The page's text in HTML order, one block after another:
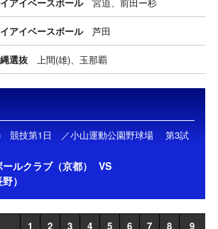
アイベースボール 芦田
選抜 上間(雄)、玉那覇
) 競技第1日 ／小山運動公園野球場 第3試
ルクラブ（京都）
VS
）
1 2 3 4 5 6 7 8 9